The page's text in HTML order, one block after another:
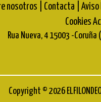
nosotros | Contacta | Aviso
Cookies
Rua Nueva, 4 15003 -
Copyright © 2026